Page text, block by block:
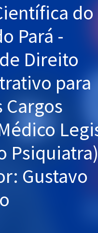
do
Pará -
Direito
para
Cargos
Gustavo